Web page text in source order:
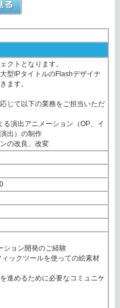
クトとなります。
型IPタイトルのFlashデザイナ
ます。
じて以下の業務をご担当いただ
る演出アニメーション（OP、イ
出）の制作
の改良、改変
ション開発のご経験
ックツールを使っての絵素材
進めるために必要なコミュニケ